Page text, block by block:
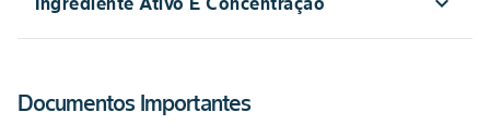
Detalhe
Comercializadas
Documentos Importantes